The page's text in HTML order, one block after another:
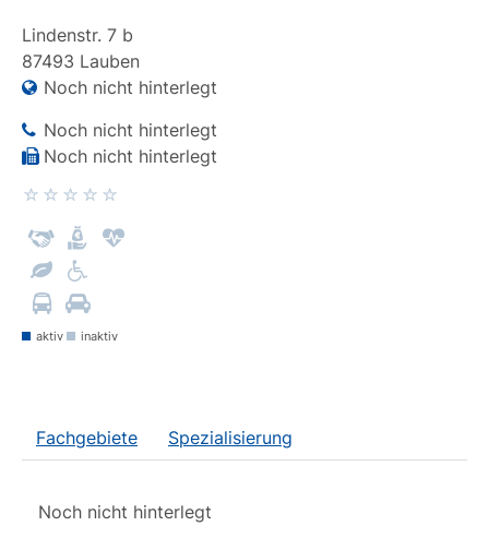
Lindenstr. 7 b
87493 Lauben
Noch nicht hinterlegt
Noch nicht hinterlegt
Noch nicht hinterlegt
aktiv inaktiv
Fachgebiete Spezialisierung
Noch nicht hinterlegt